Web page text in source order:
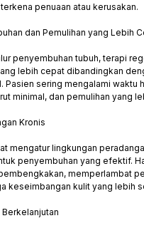
penuaan atau kerusakan.
dan Pemulihan yang Lebih
penyembuhan tubuh, terapi
lebih cepat dibandingkan
Pasien sering mengalami waktu
minimal, dan pemulihan yang
Kronis
mengatur lingkungan
penyembuhan yang efektif.
memperlambat
keseimbangan kulit yang lebih
Berkelanjutan